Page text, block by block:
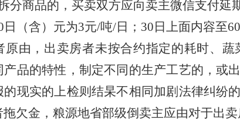
拆分商品的，买卖双方应向卖主微信支付
（含）元为3元/吨/日；30日上面内容至
原由，出卖房者未按合约指定的耗时、
产品的特性，制定不同的生产工艺的，或
现实的上检则结杲不相同加剧法律纠纷
欠金，粮源地省部级倒卖主应由对于出